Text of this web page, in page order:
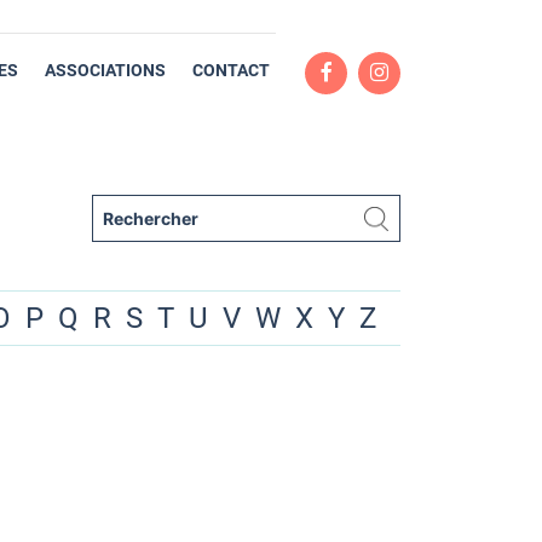
ASSOCIATIONS CONTACT
P Q R S T U V W X Y Z